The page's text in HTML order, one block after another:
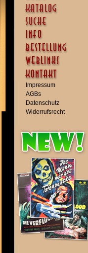
Impressum
AGBs
Datenschutz
Widerrufsrecht